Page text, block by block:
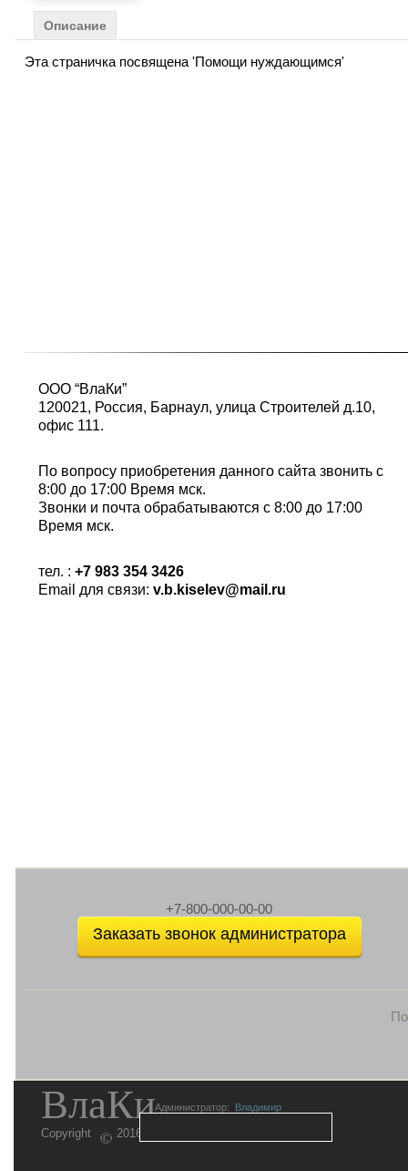
Описание
Эта страничка посвящена 'Помощи нуждающимся'
ООО “ВлаКи”
120021, Россия, Барнаул, улица Строителей д.10,
офис 111.
По вопросу приобретения данного сайта звонить с
8:00 до 17:00 Время мск.
Звонки и почта обрабатываются с 8:00 до 17:00
Время мск.
тел. : +7 983 354 3426
Email для связи: v.b.kiselev@mail.ru
+7-800-000-00-00
Заказать звонок администратора
Copyright 2016
ВлаКиАдминистратор: Владимир